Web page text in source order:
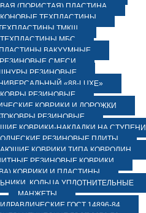
(ПОРИСТАЯ) ПЛАСТИНА
ТЕХПЛАСТИНЫ
ТМКЩ
ТЕХПЛАСТИНЫ МБС
ВАКУУМНЫЕ
РЕЗИНОВЫЕ СМЕСИ
ШНУРЫ РЕЗИНОВЫЕ
«88-LUXE»
КОВРЫ РЕЗИНОВЫЕ
КОВРИКИ И ДОРОЖКИ
РЕЗИНОВЫЕ
КОВРИКИ-НАКЛАДКИ НА СТУПЕНИ
РЕЗИНОВЫЕ ПЛИТЫ
КОВРИКИ ТИПА КОВРОЛИН
РЕЗИНОВЫЕ КОВРИКИ
КОВРИКИ И ПЛАСТИНЫ
КОЛЬЦА УПЛОТНИТЕЛЬНЫЕ
МАНЖЕТЫ
ГОСТ 14896-84